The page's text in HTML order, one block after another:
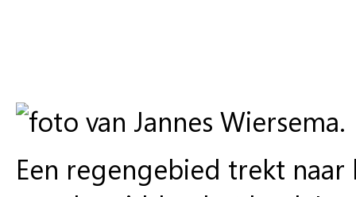
Een regengebied trekt